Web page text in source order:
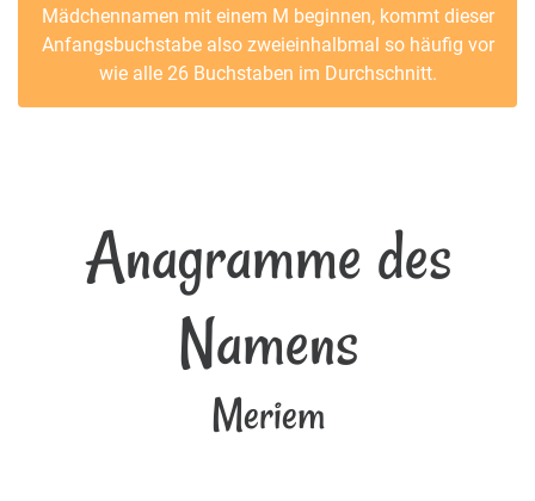
Mädchennamen mit einem M beginnen, kommt dieser
Anfangsbuchstabe also zweieinhalbmal so häufig vor
wie alle 26 Buchstaben im Durchschnitt.
Anagramme des
Namens
Meriem